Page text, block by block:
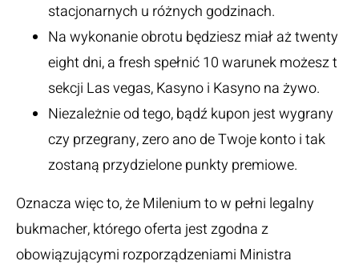
stacjonarnych u różnych godzinach.
Na wykonanie obrotu będziesz miał aż twenty
eight dni, a fresh spełnić 10 warunek możesz t
sekcji Las vegas, Kasyno i Kasyno na żywo.
Niezależnie od tego, bądź kupon jest wygrany
czy przegrany, zero ano de Twoje konto i tak
zostaną przydzielone punkty premiowe.
Oznacza więc to, że Milenium to w pełni legalny
bukmacher, którego oferta jest zgodna z
obowiązującymi rozporządzeniami Ministra